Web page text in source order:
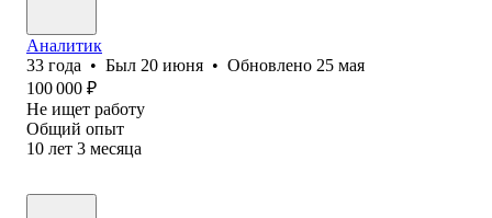
Аналитик
33 года • Был 20 июня • Обновлено 25 мая
100 000 ₽
Не ищет работу
Общий опыт
10 лет 3 месяца